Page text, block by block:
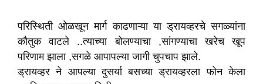
परिस्थिती ओळखून मार्ग काढणाऱ्या या ड्रायव्हरचे सगळ्यांना
कौतुक वाटले ..त्याच्या बोलण्याचा ,सांगण्याचा खरेच खूप
परिणाम झाला ,सगळे आपापल्या जागी चुपचाप झाले.
ड्रायव्हर ने आपल्या दुसर्या बसच्या ड्रायव्हरला फोन केला